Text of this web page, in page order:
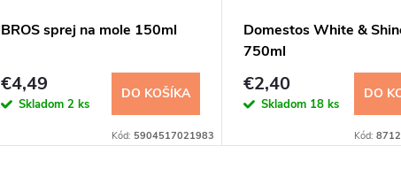
BROS sprej na mole 150ml
€4,49
Skladom 2 ks
DO KOŠÍKA
Kód: 5904517021983
Domestos White &
750ml
€2,40
Skladom 18 ks
DO
Kód: